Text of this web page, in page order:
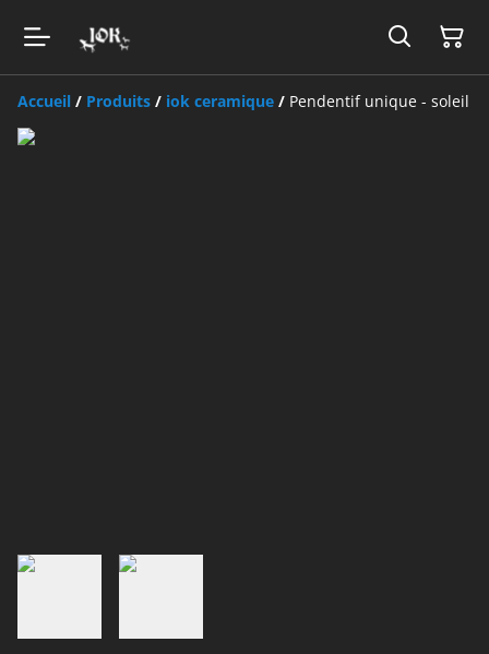
Accueil / Produits / iok ceramique / Pendentif unique - soleil